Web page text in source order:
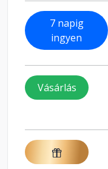
7 napig
ingyen
Vásárlás